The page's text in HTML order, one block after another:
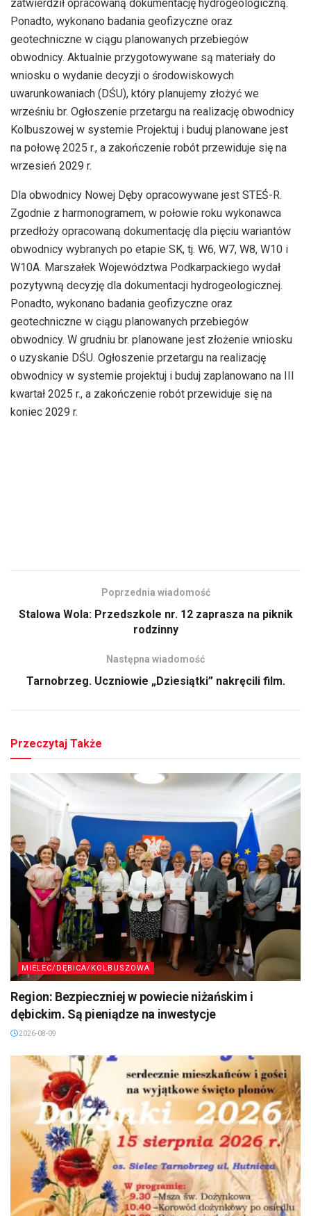
zatwierdził opracowaną dokumentację hydrogeologiczną.
Ponadto, wykonano badania geofizyczne oraz
geotechniczne w ciągu planowanych przebiegów
obwodnicy. Aktualnie przygotowywane są materiały do
wniosku o wydanie decyzji o środowiskowych
uwarunkowaniach (DŚU), który planujemy złożyć we
wrześniu br. Ogłoszenie przetargu na realizację obwodnicy
Kolbuszowej w systemie Projektuj i buduj planowane jest
na połowę 2025 r., a zakończenie robót przewiduje się na
wrzesień 2029 r.
Dla obwodnicy Nowej Dęby opracowywane jest STEŚ-R.
Zgodnie z harmonogramem, w połowie roku wykonawca
przedłoży opracowaną dokumentację dla pięciu wariantów
obwodnicy wybranych po etapie SK, tj. W6, W7, W8, W10 i
W10A. Marszałek Województwa Podkarpackiego wydał
pozytywną decyzję dla dokumentacji hydrogeologicznej.
Ponadto, wykonano badania geofizyczne oraz
geotechniczne w ciągu planowanych przebiegów
obwodnicy. W grudniu br. planowane jest złożenie wniosku
o uzyskanie DŚU. Ogłoszenie przetargu na realizację
obwodnicy w systemie projektuj i buduj zaplanowano na III
kwartał 2025 r., a zakończenie robót przewiduje się na
koniec 2029 r.
Poprzednia wiadomość
Stalowa Wola: Przedszkole nr. 12 zaprasza na piknik
rodzinny
Następna wiadomość
Tarnobrzeg. Uczniowie „Dziesiątki” nakręcili film.
Przeczytaj Także
MIELEC/DĘBICA/KOLBUSZOWA
Region: Bezpieczniej w powiecie niżańskim i
dębickim. Są pieniądze na inwestycje
2026-08-09